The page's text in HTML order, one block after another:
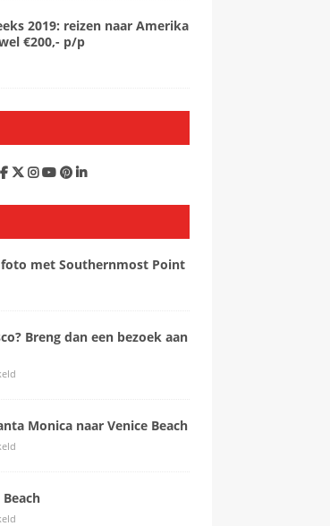
2019: reizen naar Amerika
€200,- p/p
foto met Southernmost Point
Breng dan een bezoek aan
Monica naar Venice Beach